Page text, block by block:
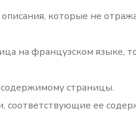
которые не
на французском языке,
содержимому страницы.
соответствующие ее